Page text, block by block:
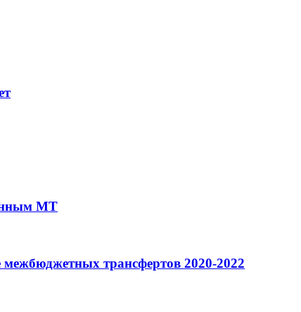
МТ
трансфертов 2020-2022